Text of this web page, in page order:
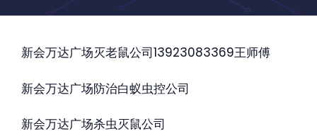
新会万达广场灭老鼠公司13923083369王师傅
新会万达广场防治白蚁虫控公司
新会万达广场杀虫灭鼠公司